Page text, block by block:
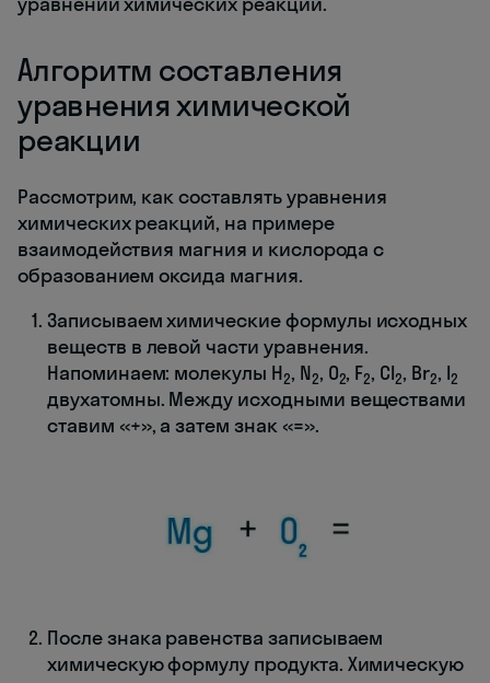
Алгоритм составления
уравнения химической
реакции
Рассмотрим, как составлять уравнения
химических реакций, на примере
взаимодействия магния и кислорода с
образованием оксида магния.
Записываем химические формулы исходных
веществ в левой части уравнения.
Напоминаем: молекулы H2, N2, O2, F2, Cl2, Br2, I2
двухатомны. Между исходными веществами
ставим «+», а затем знак «=».
После знака равенства записываем
химическую формулу продукта. Химическую